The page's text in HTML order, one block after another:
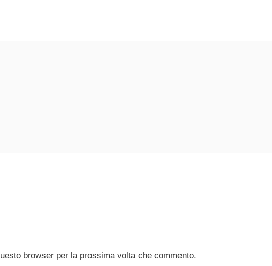
browser per la prossima volta che commento.